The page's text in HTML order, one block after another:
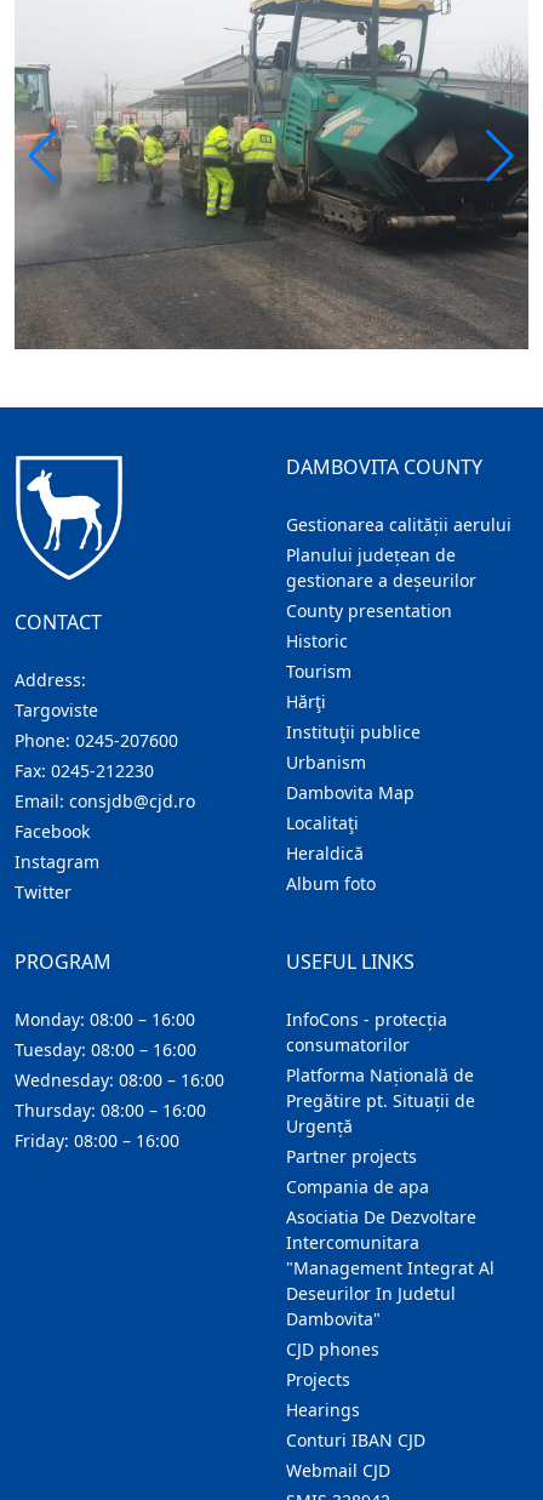
CONTACT
Address:
Targoviste
Phone: 0245-207600
Fax: 0245-212230
Email: consjdb@cjd.ro
Facebook
Instagram
Twitter
DAMBOVITA COUNTY
Gestionarea calității aerului
Planului județean de
gestionare a deșeurilor
County presentation
Historic
Tourism
Hărţi
Instituţii publice
Urbanism
Dambovita Map
Localitaţi
Heraldică
Album foto
USEFUL LINKS
InfoCons - protecția
consumatorilor
Platforma Națională de
Pregătire pt. Situații de
Urgență
Partner projects
Compania de apa
Asociatia De Dezvoltare
Intercomunitara
"Management Integrat Al
Deseurilor In Judetul
Dambovita"
CJD phones
Projects
Hearings
Conturi IBAN CJD
Webmail CJD
PROGRAM
Monday: 08:00 – 16:00
Tuesday: 08:00 – 16:00
Wednesday: 08:00 – 16:00
Thursday: 08:00 – 16:00
Friday: 08:00 – 16:00